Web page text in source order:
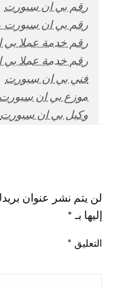
رقم بي ان سبورت
رقم بي ان سبورت
رقم خدمة عملا
رقم خدمة عملا بي
فني بي ان سبورت
موزع بي ان سبورت
وكيل بي ان سبورت
لن يتم نشر عنوان
إليها بـ *
التعليق *